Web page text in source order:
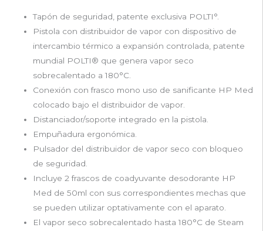
Tapón de seguridad, patente exclusiva POLTI°.
Pistola con distribuidor de vapor con dispositivo de
intercambio térmico a expansión controlada, patente
mundial POLTI® que genera vapor seco
sobrecalentado a 180°C.
Conexión con frasco mono uso de sanificante HP Med
colocado bajo el distribuidor de vapor.
Distanciador/soporte integrado en la pistola.
Empuñadura ergonómica.
Pulsador del distribuidor de vapor seco con bloqueo
de seguridad.
Incluye 2 frascos de coadyuvante desodorante HP
Med de 50ml con sus correspondientes mechas que
se pueden utilizar optativamente con el aparato.
El vapor seco sobrecalentado hasta 180°C de Steam